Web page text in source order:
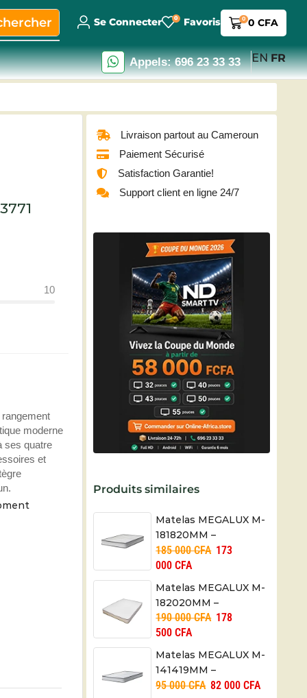
Se Connecter 0 Favoris 0 0 CFA
Appels: 696 23 33 33 EN FR
10
moderne
ses quatre
et
Livraison partout au Cameroun
Paiement Sécurisé
Satisfaction Garantie!
Support client en ligne 24/7
Produits similaires
Matelas MEGALUX M-
181820MM –
18X180X200 cm
185 000CFA 173
000CFA
Matelas MEGALUX M-
182020MM –
18X200X200 cm
190 000CFA 178
500CFA
Matelas MEGALUX M-
141419MM –
14X140X190 cm
95 000CFA 82 000CFA